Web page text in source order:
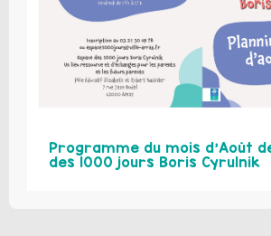
Programme du mois d’Août
des 1000 jours Boris Cyrulnik